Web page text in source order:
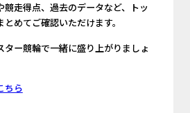
競走得点、過去のデータなど、トッ
めてご確認いただけます。
ター競輪で一緒に盛り上がりましょ
ちら